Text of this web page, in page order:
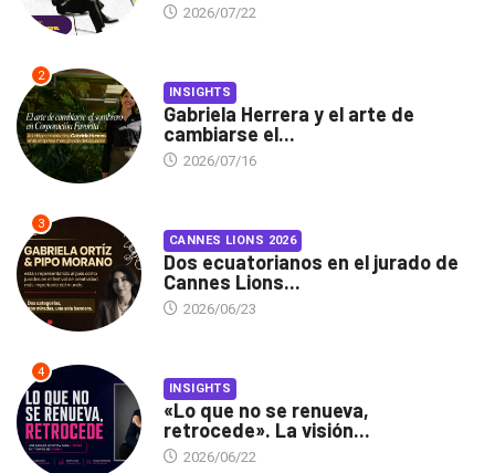
2026/07/22
2
INSIGHTS
Gabriela Herrera y el arte de
cambiarse el...
2026/07/16
3
CANNES LIONS 2026
Dos ecuatorianos en el jurado de
Cannes Lions...
2026/06/23
4
INSIGHTS
«Lo que no se renueva,
retrocede». La visión...
2026/06/22